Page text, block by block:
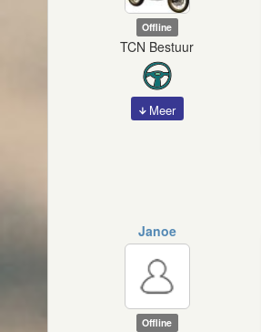
Offline
TCN Bestuur
Meer
Janoe
Offline